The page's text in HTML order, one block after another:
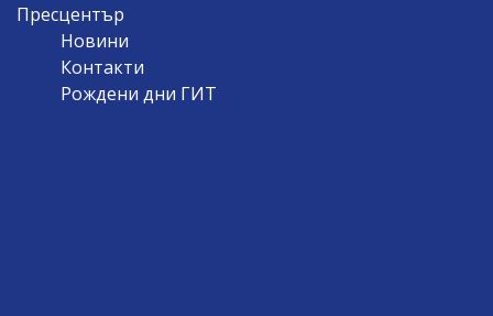
Пресцентър
Новини
Контакти
Рождени дни ГИТ